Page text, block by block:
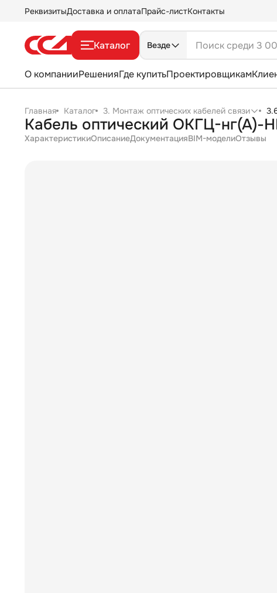
РеквизитыДоставка и оплатаПрайс-листКонтакты
Каталог Везде
О компанииРешенияГде купитьПроектировщикам
Главная Каталог 3. Монтаж оптических кабелей связи
Кабель оптический ОКГЦ-нг(А)-
ХарактеристикиОписаниеДокументацияBIM-моделиОтзывы